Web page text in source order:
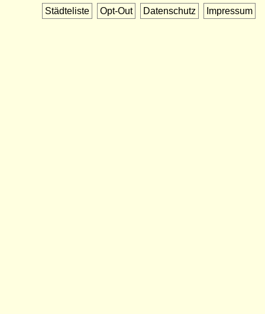
Städteliste Opt-Out Datenschutz Impressum